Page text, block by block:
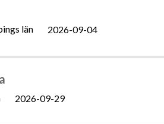
län 2026-09-04
2026-09-29